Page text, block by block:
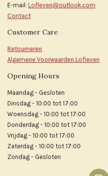
E-mail: Lofleven@outlook.com
Contact
Customer Care
Retourneren
Algemene Voorwaarden Lofleven
Opening Hours
Maandag - Gesloten
Dinsdag - 10:00 tot 17:00
Woensdag - 10:00 tot 17:00
Donderdag - 10:00 tot 17:00
Vrijdag - 10:00 tot 17:00
Zaterdag - 10:00 tot 17:00
Zondag - Gesloten